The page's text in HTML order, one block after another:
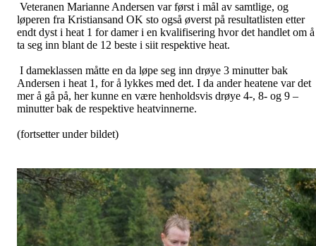
Veteranen Marianne Andersen var først i mål av samtlige, og
løperen fra Kristiansand OK sto også øverst på resultatlisten etter
endt dyst i heat 1 for damer i en kvalifisering hvor det handlet om å
ta seg inn blant de 12 beste i siit respektive heat.
I dameklassen måtte en da løpe seg inn drøye 3 minutter bak
Andersen i heat 1, for å lykkes med det. I da ander heatene var det
mer å gå på, her kunne en være henholdsvis drøye 4-, 8- og 9 –
minutter bak de respektive heatvinnerne.
(fortsetter under bildet)